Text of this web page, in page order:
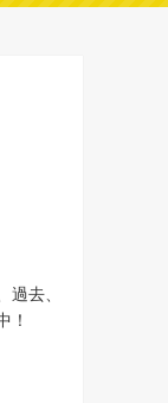
過去、
！